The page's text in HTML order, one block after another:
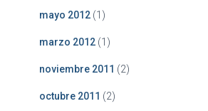
mayo 2012 (1)
marzo 2012 (1)
noviembre 2011 (2)
octubre 2011 (2)